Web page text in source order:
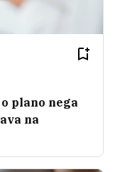
plano nega
na